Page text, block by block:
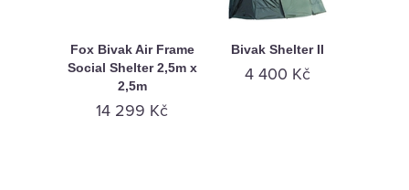
Fox Bivak Air Frame
Social Shelter 2,5m x
2,5m
14 299 Kč
Bivak Shelter II
4 400 Kč